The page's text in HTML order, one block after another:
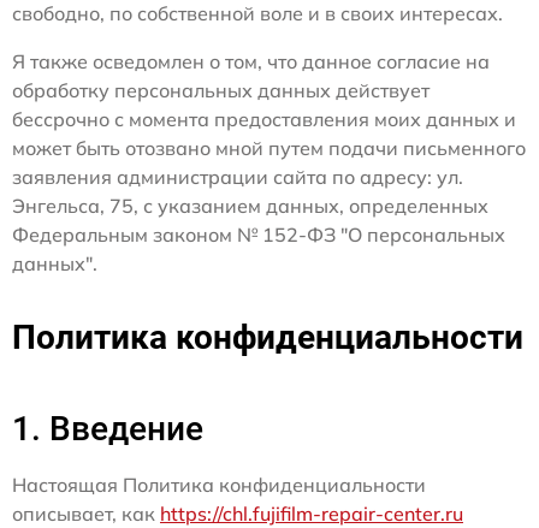
свободно, по собственной воле и в своих интересах.
Я также осведомлен о том, что данное согласие на
обработку персональных данных действует
бессрочно с момента предоставления моих данных и
может быть отозвано мной путем подачи письменного
заявления администрации сайта по адресу: ул.
Энгельса, 75, с указанием данных, определенных
Федеральным законом № 152-ФЗ "О персональных
данных".
Политика конфиденциальности
1. Введение
Настоящая Политика конфиденциальности
описывает, как https://chl.fujifilm-repair-center.ru